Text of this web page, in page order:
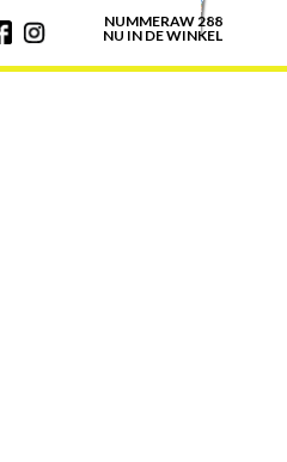
NUMMERAW 288
NU IN DE WINKEL